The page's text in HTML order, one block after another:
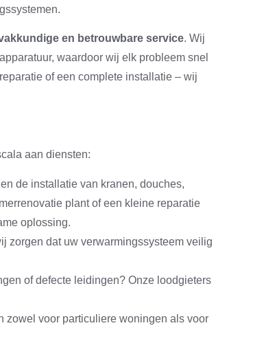
en betrouwbare service. Wij
waardoor wij elk probleem snel
of een complete installatie – wij
aan diensten:
de installatie van kranen, douches,
plant of een kleine reparatie
oplossing.
zorgen dat uw verwarmingssysteem veilig
of defecte leidingen? Onze loodgieters
zowel voor particuliere woningen als voor